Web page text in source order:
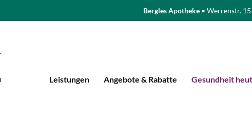
Bergles Apotheke • Werrenstr.
Leistungen Angebote & Rabatte Gesundheit